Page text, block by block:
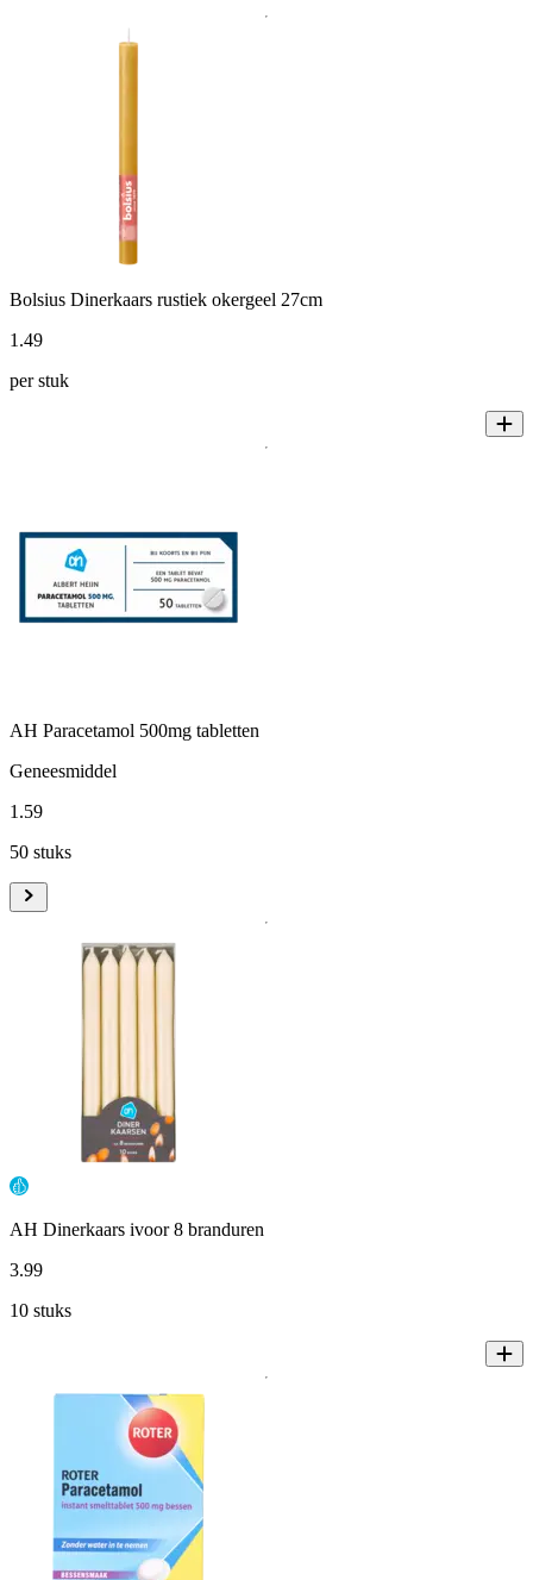
Bolsius Dinerkaars rustiek okergeel 27cm
1 .49
per stuk
AH Paracetamol 500mg tabletten
Geneesmiddel
1 .59
50 stuks
AH Dinerkaars ivoor 8 branduren
3.99
10 stuks